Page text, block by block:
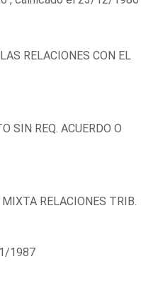
RELACIONES CON EL
SIN REQ. ACUERDO O
RELACIONES TRIB.
1987